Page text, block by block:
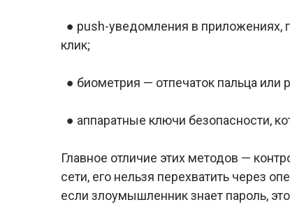
● push-уведомления в приложениях,
клик;
● биометрия — отпечаток пальца или
● аппаратные ключи безопасности,
Главное отличие этих методов —
сети, его нельзя перехватить через
если злоумышленник знает пароль,